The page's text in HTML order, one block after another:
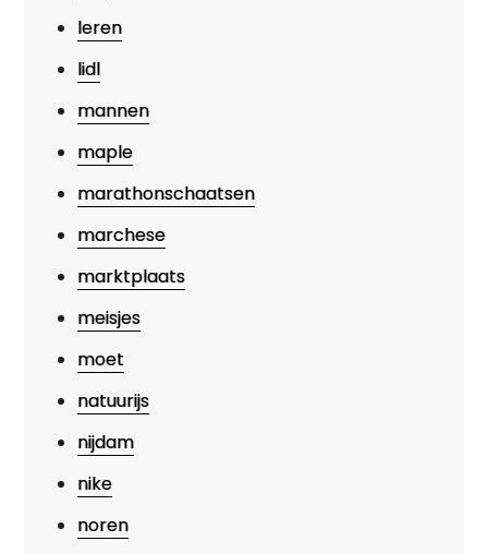
leren
lidl
mannen
maple
marathonschaatsen
marchese
marktplaats
meisjes
moet
natuurijs
nijdam
nike
noren